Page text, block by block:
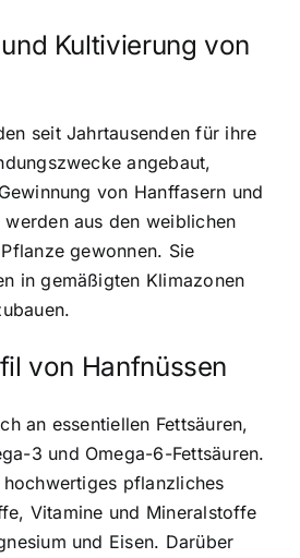
Kultivierung von
seit Jahrtausenden für ihre
angebaut,
von Hanffasern und
aus den weiblichen
gewonnen. Sie
in gemäßigten Klimazonen
von Hanfnüssen
an essentiellen Fettsäuren,
3 und Omega-6-Fettsäuren.
hochwertiges pflanzliches
Vitamine und Mineralstoffe
und Eisen. Darüber